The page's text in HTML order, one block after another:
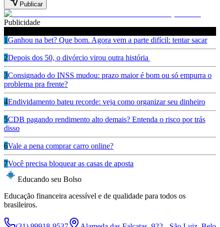
Publicar
Publicidade
1Ganhou na bet? Que bom. Agora vem a parte difícil: tentar sacar
2Depois dos 50, o divórcio virou outra história
3Consignado do INSS mudou: prazo maior é bom ou só empurra o
problema pra frente?
4Endividamento bateu recorde: veja como organizar seu dinheiro
5CDB pagando rendimento alto demais? Entenda o risco por trás
disso
6Vale a pena comprar carro online?
7Você precisa bloquear as casas de aposta
Educando seu Bolso
Educação financeira acessível e de qualidade para todos os
brasileiros.